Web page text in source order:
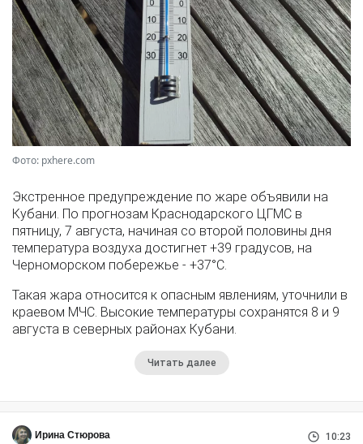
Фото: pxhere.com
Экстренное предупреждение по жаре объявили на
Кубани. По прогнозам Краснодарского ЦГМС в
пятницу, 7 августа, начиная со второй половины дня
температура воздуха достигнет +39 градусов, на
Черноморском побережье - +37°­С.
Такая жара относится к опасным явлениям, уточнили в
краевом МЧС. Высокие температуры сохранятся 8 и 9
августа в северных районах Кубани.
Читать далее
Ирина Стюрова 10:23